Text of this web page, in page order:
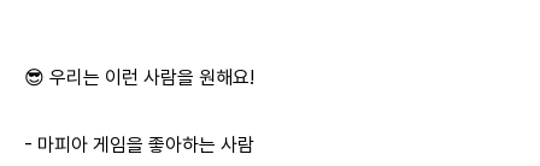
😎 우리는 이런 사람을 원해요!
- 마피아 게임을 좋아하는 사람